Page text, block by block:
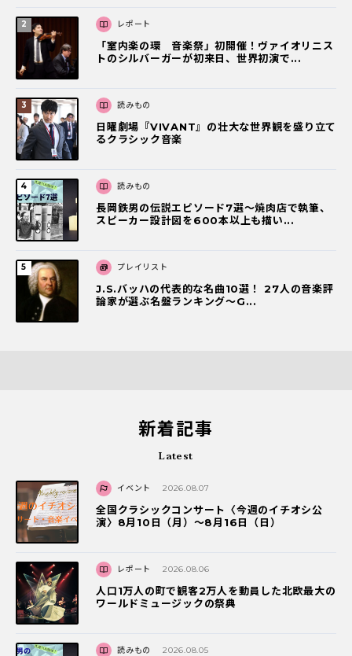
レポート
「室内楽の環 音楽祭」初開催！ヴァイオリニス
トのシルバーガーが初来日、世界初演で...
読みもの
日曜劇場『VIVANT』の壮大な世界観を盛り立て
るクラシック音楽
読みもの
長岡鉄男の伝説エピソード7選〜焼肉店で執筆、
スピーカー設計図を600本以上も描い...
プレイリスト
J.S.バッハの代表的な名曲10選！ 27人の音楽評
論家が選ぶ名盤ランキング〜G...
新着記事
Latest
イベント 2026.08.07
全国クラシックコンサート〈今週のイチオシ公
演〉8月10日（月）～8月16日（日）
レポート 2026.08.06
人口1万人の町で観客2万人を動員した北欧最大の
ワールドミュージックの祭典
読みもの 2026.08.05